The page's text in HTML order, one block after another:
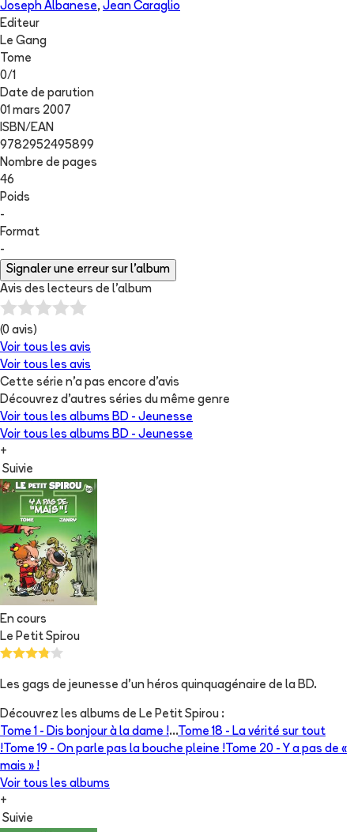
Joseph Albanese, Jean Caraglio
Editeur
Le Gang
Tome
0/1
Date de parution
01 mars 2007
ISBN/EAN
9782952495899
Nombre de pages
46
Poids
-
Format
-
Signaler une erreur sur l'album
Avis des lecteurs de l'album
(0 avis)
Voir tous les avis
Voir tous les avis
Cette série n'a pas encore d'avis
Découvrez d'autres séries du même genre
Voir tous les albums BD - Jeunesse
Voir tous les albums BD - Jeunesse
+
Suivie
En cours
Le Petit Spirou
Les gags de jeunesse d'un héros quinquagénaire de la BD.
Découvrez les albums de Le Petit Spirou :
Tome 1 - Dis bonjour à la dame !...Tome 18 - La vérité sur tout
! Tome 19 - On parle pas la bouche pleine ! Tome 20 - Y a pas de «
mais » !
Voir tous les albums
+
Suivie